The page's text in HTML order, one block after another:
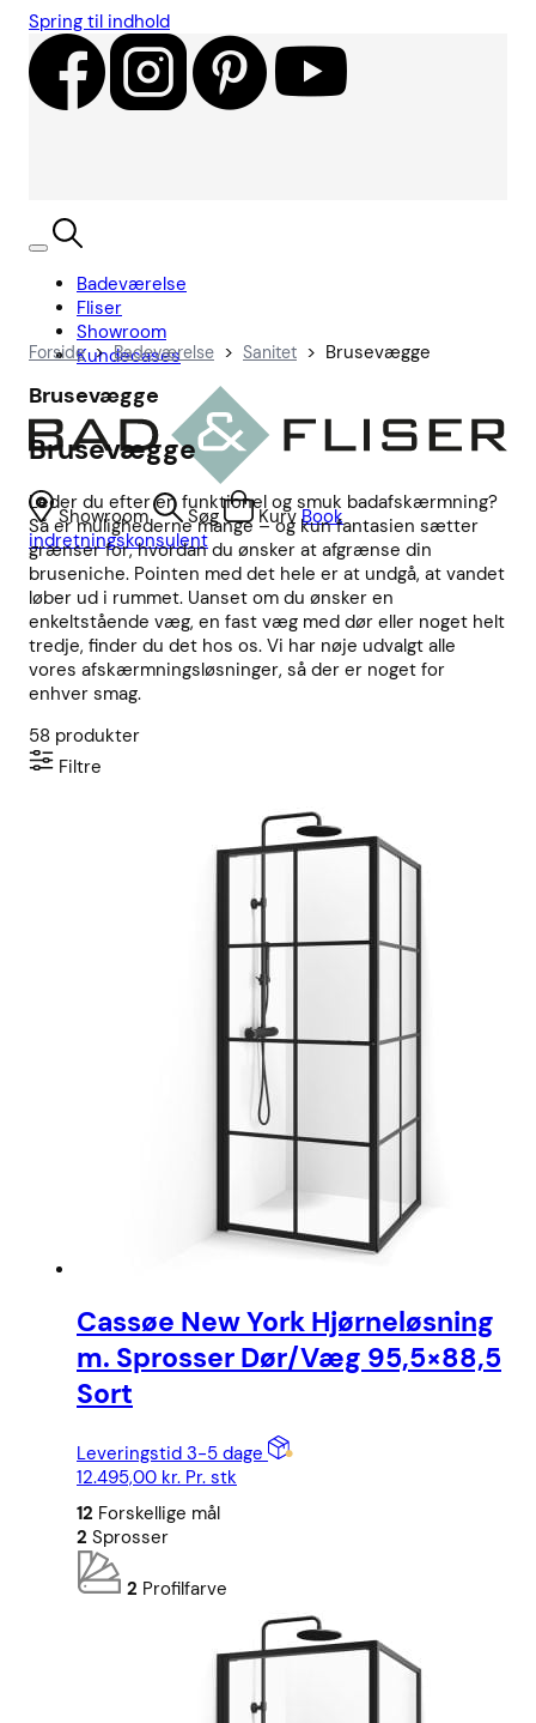
Spring til indhold
Badeværelse
Fliser
Showroom
Kundecases
Showroom Søg Kurv Book
indretningskonsulent
Forside > Badeværelse > Sanitet > Brusevægge
Brusevægge
Brusevægge
Leder du efter en funktionel og smuk badafskærmning?
Så er mulighederne mange – og kun fantasien sætter
grænser for, hvordan du ønsker at afgrænse din
bruseniche. Pointen med det hele er at undgå, at vandet
løber ud i rummet. Uanset om du ønsker en
enkeltstående væg, en fast væg med dør eller noget helt
tredje, finder du det hos os. Vi har nøje udvalgt alle
vores afskærmningsløsninger, så der er noget for
enhver smag.
58 produkter
Filtre
Cassøe New York Hjørneløsning
m. Sprosser Dør/Væg 95,5×88,5
Sort
Leveringstid 3-5 dage
12.495,00 kr. Pr. stk
12 Forskellige mål
2 Sprosser
2 Profilfarve